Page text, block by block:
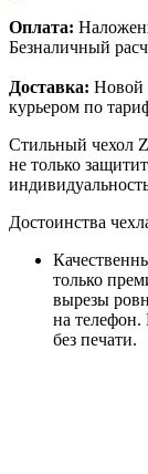
Оплата:
Безналичный
Доставка: Новой
курьером по
Стильный чехол
не только
Достоинства
только
вырезы
на телефон.
без печати.